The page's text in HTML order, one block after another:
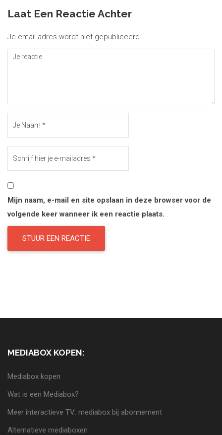
Laat Een Reactie Achter
Je email adres wordt niet gepubliceerd.
Mijn naam, e-mail en site opslaan in deze browser voor de
volgende keer wanneer ik een reactie plaats.
MEDIABOX KOPEN:
Mediabox kopen
Wat is een Mediabox?
Meer interactieve TV: mediabox bij abonnement
Alternatieve mediaboxen